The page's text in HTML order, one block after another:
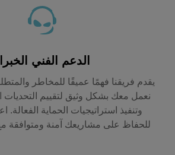
الدعم الفني
يقدم فريقنا فهمًا عميقًا للمخاطر
نعمل معك بشكل وثيق لتقييم التحديات
وتنفيذ استراتيجيات الحماية الفعالة.
للحفاظ على مشاريعك آمنة ومتوافقة